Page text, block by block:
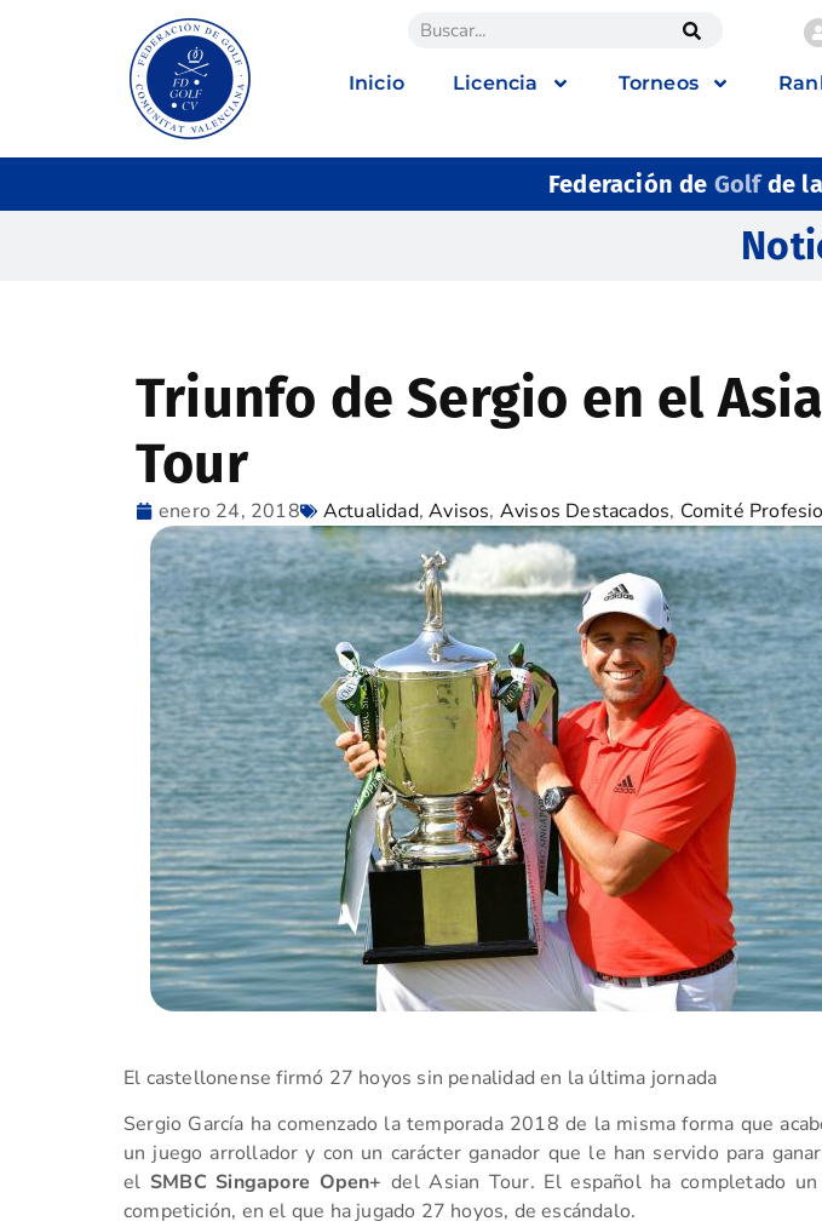
Inicio Licencia Torneos
Federación de Golfde la
Triunfo de Sergio en el
Tour
enero 24, 2018 Actualidad,Avisos, Avisos Destacados, Comité
El castellonense firmó 27 hoyos sin penalidad en la última jornada
Sergio García ha comenzado la temporada 2018 de la misma forma que
un juego arrollador y con un carácter ganador que le han servido para
el SMBC Singapore Open+ del Asian Tour. El español ha completado
competición, en el que ha jugado 27 hoyos, de escándalo.